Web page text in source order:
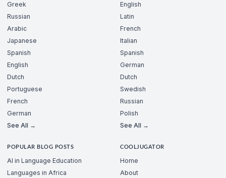
Greek
Russian
Arabic
Japanese
Spanish
English
Dutch
Portuguese
French
German
See All →
English
Latin
French
Italian
Spanish
German
Dutch
Swedish
Russian
Polish
See All →
POPULAR BLOG POSTS
AI in Language Education
Languages in Africa
COOLJUGATOR
Home
About